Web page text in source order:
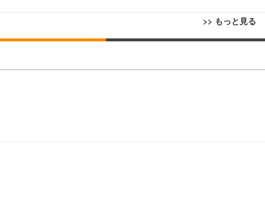
>> もっと見る
面昇降 強化ナイロン樹脂ベース 通気性メッシュ 在宅ワーク H-WY01